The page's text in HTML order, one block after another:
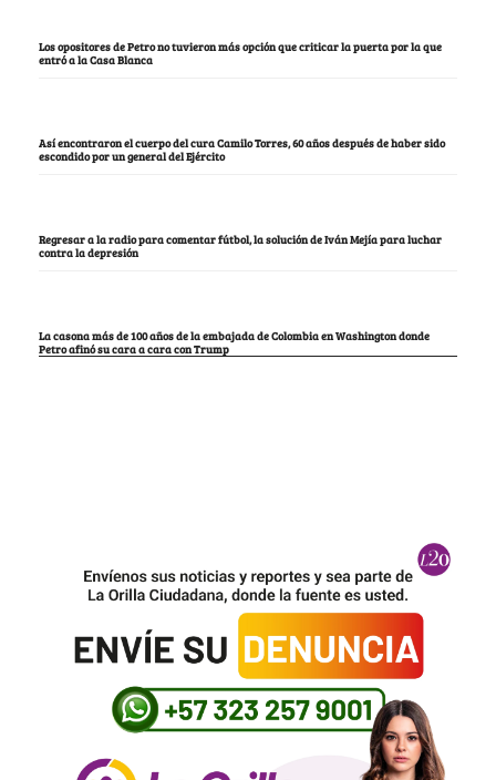
Los opositores de Petro no tuvieron más opción que criticar la puerta por la que
entró a la Casa Blanca
Así encontraron el cuerpo del cura Camilo Torres, 60 años después de haber sido
escondido por un general del Ejército
Regresar a la radio para comentar fútbol, la solución de Iván Mejía para luchar
contra la depresión
La casona más de 100 años de la embajada de Colombia en Washington donde
Petro afinó su cara a cara con Trump